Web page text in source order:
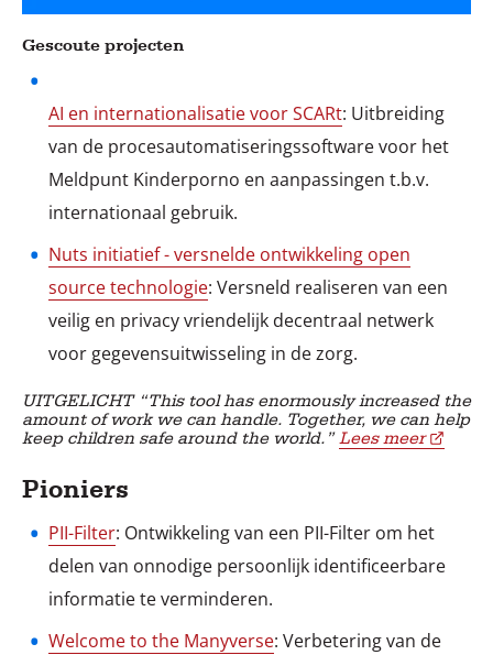
Gescoute projecten
AI en internationalisatie voor SCARt: Uitbreiding
van de procesautomatiseringssoftware voor het
Meldpunt Kinderporno en aanpassingen t.b.v.
internationaal gebruik.
Nuts initiatief - versnelde ontwikkeling open
source technologie: Versneld realiseren van een
veilig en privacy vriendelijk decentraal netwerk
voor gegevensuitwisseling in de zorg.
UITGELICHT “This tool has enormously increased the
amount of work we can handle. Together, we can help
keep children safe around the world.”Lees meer
Pioniers
PII-Filter: Ontwikkeling van een PII-Filter om het
delen van onnodige persoonlijk identificeerbare
informatie te verminderen.
Welcome to the Manyverse: Verbetering van de